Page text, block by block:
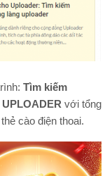
Tìm kiếm
với tổng
cào điện thoai.